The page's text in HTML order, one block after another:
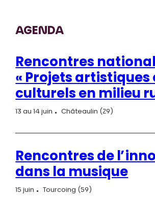
AGENDA
Rencontres
« Projets artistiques
culturels en milieu
13 au 14 juin Châteaulin (29)
Rencontres de
dans la musique
15 juin Tourcoing (59)